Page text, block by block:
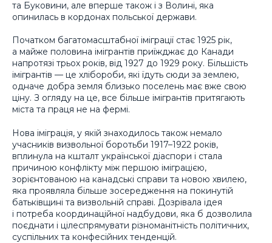
та Буковини, але вперше також і з Волині, яка
опинилась в кордонах польської держави.
Початком багатомасштабної іміграції стає 1925 рік,
а майже половина імігрантів приїжджає до Канади
напротязі трьох років, від 1927 до 1929 року. Більшість
імігрантів — це хлібороби, які їдуть сюди за землею,
одначе добра земля близько поселень має вже свою
ціну. З огляду на це, все більше імігрантів притягають
міста та праця не на фермі.
Нова іміграція, у якій знаходилось також немало
учасників визвольної боротьби 1917–1922 років,
вплинула на кшталт української діаспори і стала
причиною конфлікту між першою іміграцією,
зорієнтованою на канадські справи та новою хвилею,
яка проявляла більше зосередження на покинутій
батьківщині та визвольній справі. Дозрівала ідея
і потреба координаційної надбудови, яка б дозволила
поєднати і цілеспрямувати різноманітність політичних,
суспільних та конфесійних тенденцій.